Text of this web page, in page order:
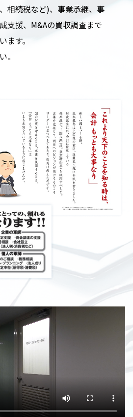
相続税など)、事業承継、事
支援、M&Aの買収調査まで
ます。
。